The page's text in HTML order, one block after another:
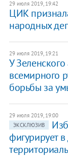
29 июля 2019, 19:42
ЦИК
народных
29 июля 2019, 19:21
У
всемирного
борьбы за
29 июля 2019, 19:00
ЭКСКЛЮЗИВ
фигурирует в